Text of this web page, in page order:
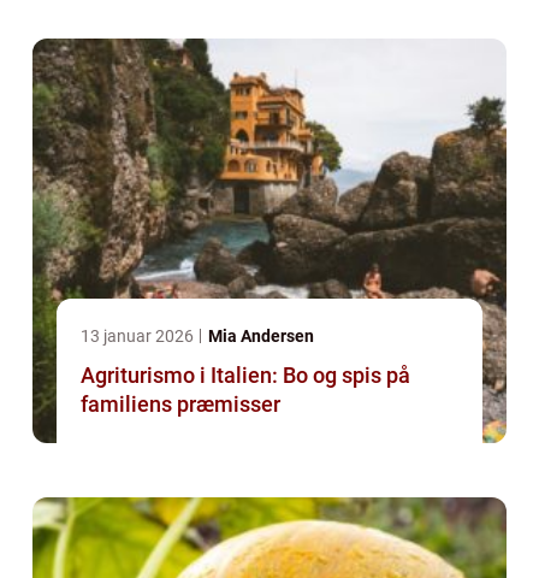
13 januar 2026 Mia Andersen
Agriturismo i Italien: Bo og spis på
familiens præmisser